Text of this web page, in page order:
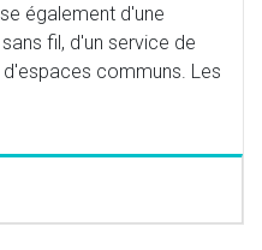
également d'une
fil, d'un service de
communs. Les